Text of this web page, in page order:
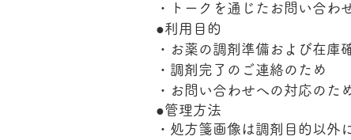
・トークを通じたお問い合わ
●利用目的
・お薬の調剤準備および在庫
・調剤完了のご連絡のため
・お問い合わせへの対応のた
●管理方法
・処方箋画像は調剤目的以外